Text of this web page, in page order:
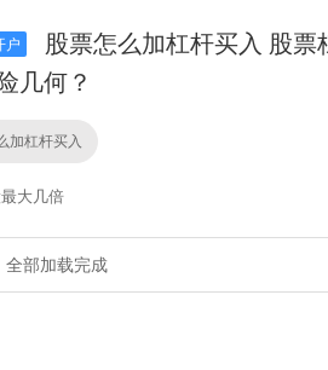
户
股票怎么加杠杆买入 股票
几何？
加杠杆买入
大几倍
全部加载完成